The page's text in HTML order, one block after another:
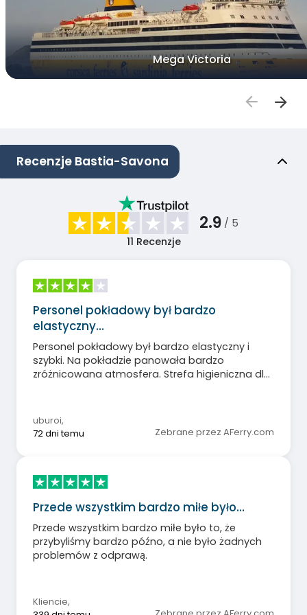
Mega Victoria
Recenzje Bastia-Savona
2.9 / 5
11 Recenzje
Personel pokładowy był bardzo
elastyczny…
Personel pokładowy był bardzo elastyczny i
szybki. Na pokładzie panowała bardzo
zróżnicowana atmosfera. Strefa higieniczna dla
podczas nocnego rejsu było przeciętne.
uburoi,
72 dni temu
Zebrane przez AFerry.com
Przede wszystkim bardzo miłe było…
Przede wszystkim bardzo miłe było to, że
przybyliśmy bardzo późno, a nie było żadnych
problemów z odprawą.
Kliencie,